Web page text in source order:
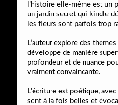
l’histoire elle-même est un
un jardin secret qui kindle
les fleurs sont parfois trop
L’auteur explore des
développe de manière
profondeur et de nuance
vraiment convaincante.
L’écriture est poétique,
sont à la fois belles et